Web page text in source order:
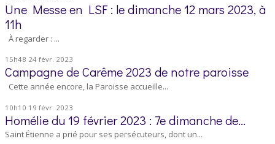
Une Messe en LSF : le dimanche 12 mars 2023, à
11h
À regarder : ...
15h48 24 févr. 2023
Campagne de Carême 2023 de notre paroisse
Cette année encore, la Paroisse accueille...
10h10 19 févr. 2023
Homélie du 19 février 2023 : 7e dimanche de...
Saint Étienne a prié pour ses persécuteurs, dont un...